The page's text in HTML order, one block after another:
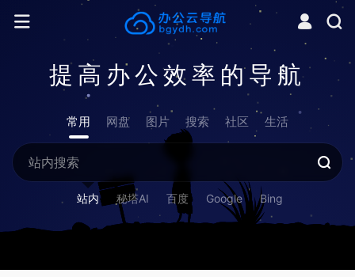
提高办公效率的导航
常用 网盘 图片 搜索 社区 生活
站内 秘塔AI 百度 Google Bing